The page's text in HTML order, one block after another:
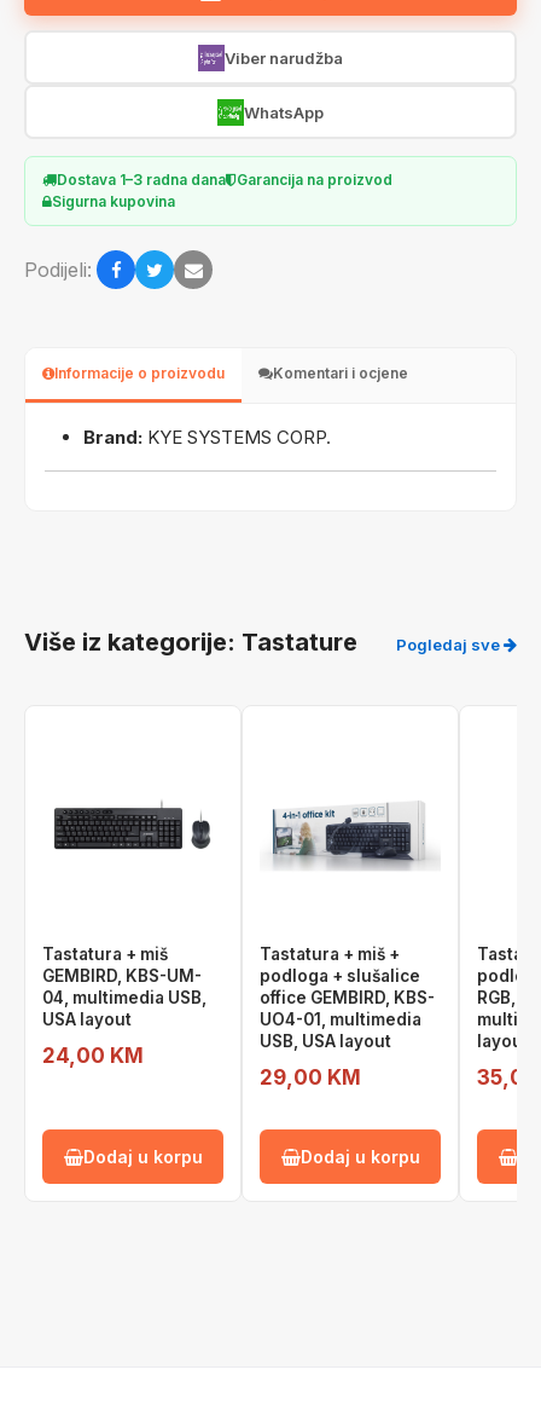
Viber narudžba
WhatsApp
Dostava 1–3 radna dana
Garancija na proizvod
Sigurna kupovina
Podijeli:
Informacije o proizvodu Komentari i ocjene
Brand: KYE SYSTEMS CORP.
Više iz kategorije: Tastature Pogledaj sve
Tastatura + miš
GEMBIRD, KBS-UM-
04, multimedia USB,
USA layout
24,00 KM
Dodaj u korpu
Tastatura + miš +
podloga + slušalice
office GEMBIRD, KBS-
UO4-01, multimedia
USB, USA layout
29,00 KM
Dodaj u korpu
RGB,
layout
35,00